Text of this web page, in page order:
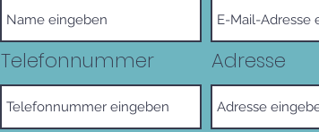
Telefonnummer Adresse